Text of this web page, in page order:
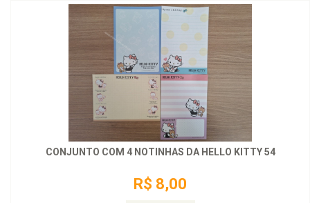
CONJUNTO COM 4 NOTINHAS DA HELLO KITTY 54
R$ 8,00